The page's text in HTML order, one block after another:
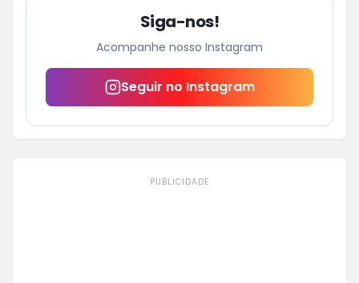
Siga-nos!
Acompanhe nosso Instagram
Seguir no Instagram
PUBLICIDADE